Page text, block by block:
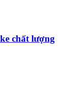
chất lượng